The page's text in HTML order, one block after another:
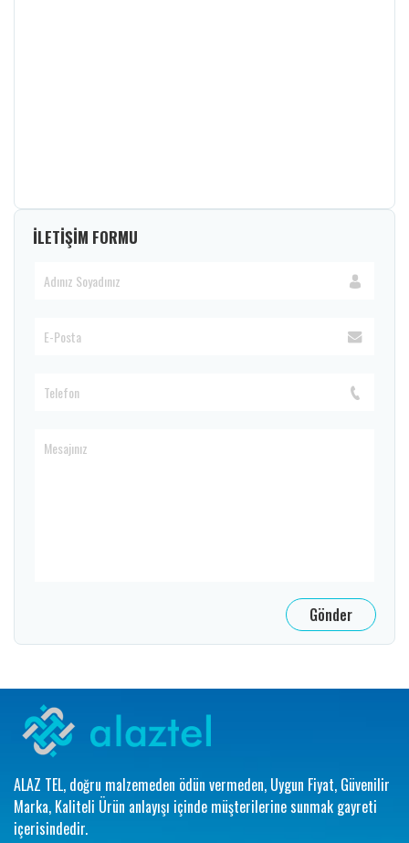
İLETİŞİM FORMU
ALAZ TEL, doğru malzemeden ödün vermeden, Uygun Fiyat, Güvenilir
Marka, Kaliteli Ürün anlayışı içinde müşterilerine sunmak gayreti
içerisindedir.